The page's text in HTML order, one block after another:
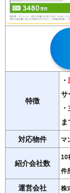
特徴
・
サ
ま
対応物件 マ
紹介会社数
10
件
運営会社 株